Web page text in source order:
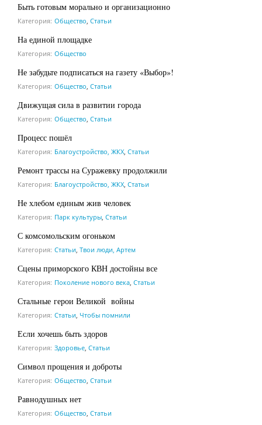
Быть готовым морально и организационно
Категория: Общество Статьи
На единой площадке
Категория: Общество
Не забудьте подписаться на газету «Выбор»!
Категория: Общество Статьи
Движущая сила в развитии города
Категория: Общество Статьи
Процесс пошёл
Категория: Благоустройство, ЖКХ Статьи
Ремонт трассы на Суражевку продолжили
Категория: Благоустройство, ЖКХ Статьи
Не хлебом единым жив человек
Категория: Парк культуры Статьи
С комсомольским огоньком
Категория: Статьи Твои люди, Артем
Сцены приморского КВН достойны все
Категория: Поколение нового века Статьи
Стальные герои Великой войны
Категория: Статьи Чтобы помнили
Если хочешь быть здоров
Категория: Здоровье Статьи
Символ прощения и доброты
Категория: Общество Статьи
Равнодушных нет
Категория: Общество Статьи